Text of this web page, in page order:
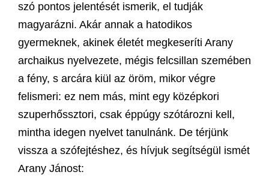
szó pontos jelentését ismerik, el tudják
magyarázni. Akár annak a hatodikos
gyermeknek, akinek életét megkeseríti Arany
archaikus nyelvezete, mégis felcsillan szemében
a fény, s arcára kiül az öröm, mikor végre
felismeri: ez nem más, mint egy középkori
szuperhőssztori, csak éppúgy szótározni kell,
mintha idegen nyelvet tanulnánk. De térjünk
vissza a szófejtéshez, és hívjuk segítségül ismét
Arany Jánost: